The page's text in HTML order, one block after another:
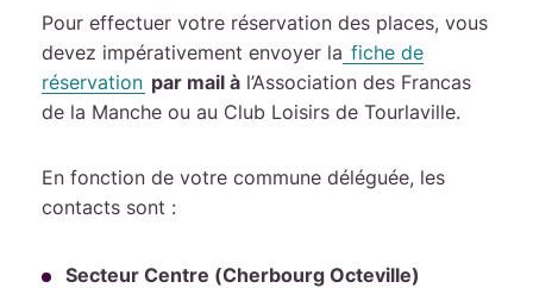
Pour effectuer votre réservation des places, vous
devez impérativement envoyer la fiche de
réservation par mail à l’Association des Francas
de la Manche ou au Club Loisirs de Tourlaville.
En fonction de votre commune déléguée, les
contacts sont :
Secteur Centre (Cherbourg Octeville)